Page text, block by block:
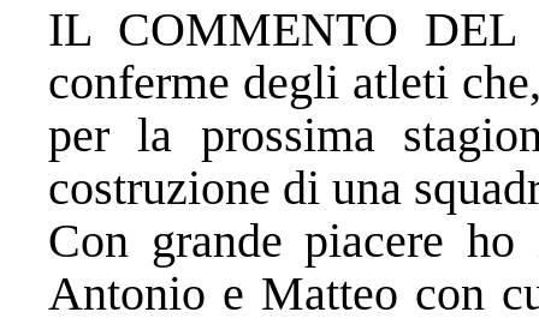
IL COMMENTO DEL
conferme degli atleti
per la prossima
costruzione di una
Con grande piacere
Antonio e Matteo con